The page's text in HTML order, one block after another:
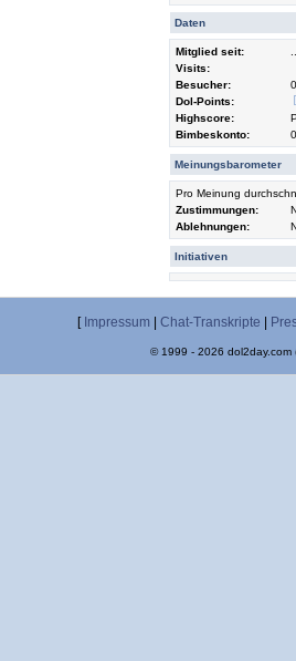
Daten
Mitglied seit:
Visits:
Besucher:
Dol-Points:
Highscore:
Bimbeskonto:
Meinungsbarometer
Pro Meinung
Zustimmungen:
Ablehnungen:
Initiativen
[ Impressum Chat-Transkripte
© 1999 - 2026 dol2day.com